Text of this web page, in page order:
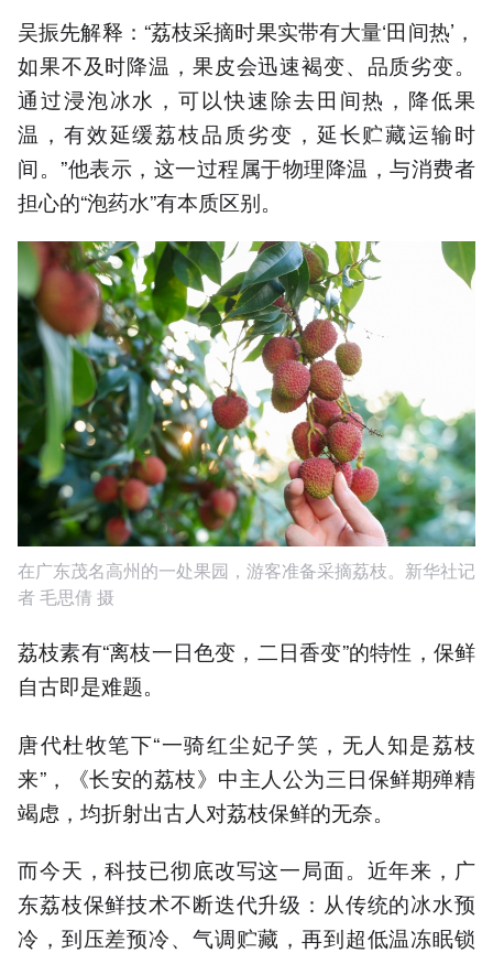
吴振先解释：“荔枝采摘时果实带有大量‘田间热’，
如果不及时降温，果皮会迅速褐变、品质劣变。
通过浸泡冰水，可以快速除去田间热，降低果
温，有效延缓荔枝品质劣变，延长贮藏运输时
间。”他表示，这一过程属于物理降温，与消费者
担心的“泡药水”有本质区别。
在广东茂名高州的一处果园，游客准备采摘荔枝。新华社记
者 毛思倩 摄
荔枝素有“离枝一日色变，二日香变”的特性，保鲜
自古即是难题。
唐代杜牧笔下“一骑红尘妃子笑，无人知是荔枝
来”，《长安的荔枝》中主人公为三日保鲜期殚精
竭虑，均折射出古人对荔枝保鲜的无奈。
而今天，科技已彻底改写这一局面。近年来，广
东荔枝保鲜技术不断迭代升级：从传统的冰水预
冷，到压差预冷、气调贮藏，再到超低温冻眠锁